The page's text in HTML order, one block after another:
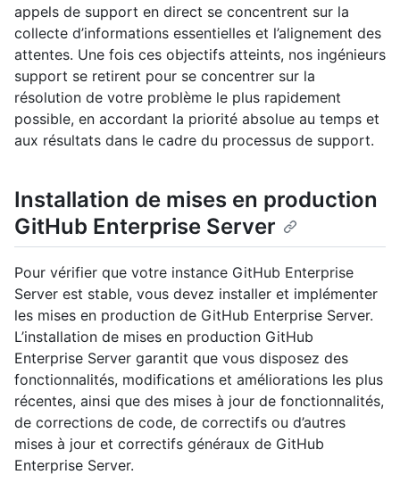
appels de support en direct se concentrent sur la
collecte d’informations essentielles et l’alignement des
attentes. Une fois ces objectifs atteints, nos ingénieurs
support se retirent pour se concentrer sur la
résolution de votre problème le plus rapidement
possible, en accordant la priorité absolue au temps et
aux résultats dans le cadre du processus de support.
Installation de mises en production
GitHub Enterprise Server
Pour vérifier que votre instance GitHub Enterprise
Server est stable, vous devez installer et implémenter
les mises en production de GitHub Enterprise Server.
L’installation de mises en production GitHub
Enterprise Server garantit que vous disposez des
fonctionnalités, modifications et améliorations les plus
récentes, ainsi que des mises à jour de fonctionnalités,
de corrections de code, de correctifs ou d’autres
mises à jour et correctifs généraux de GitHub
Enterprise Server.